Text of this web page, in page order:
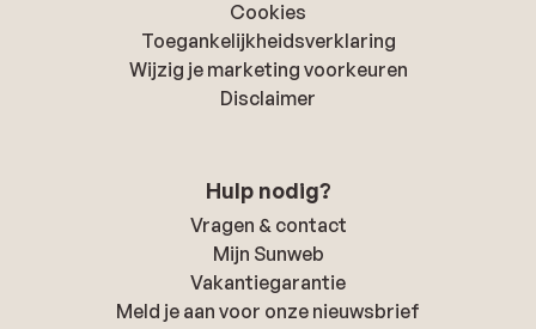
Cookies
Toegankelijkheidsverklaring
Wijzig je marketing voorkeuren
Disclaimer
Hulp nodig?
Vragen & contact
Mijn Sunweb
Vakantiegarantie
Meld je aan voor onze nieuwsbrief